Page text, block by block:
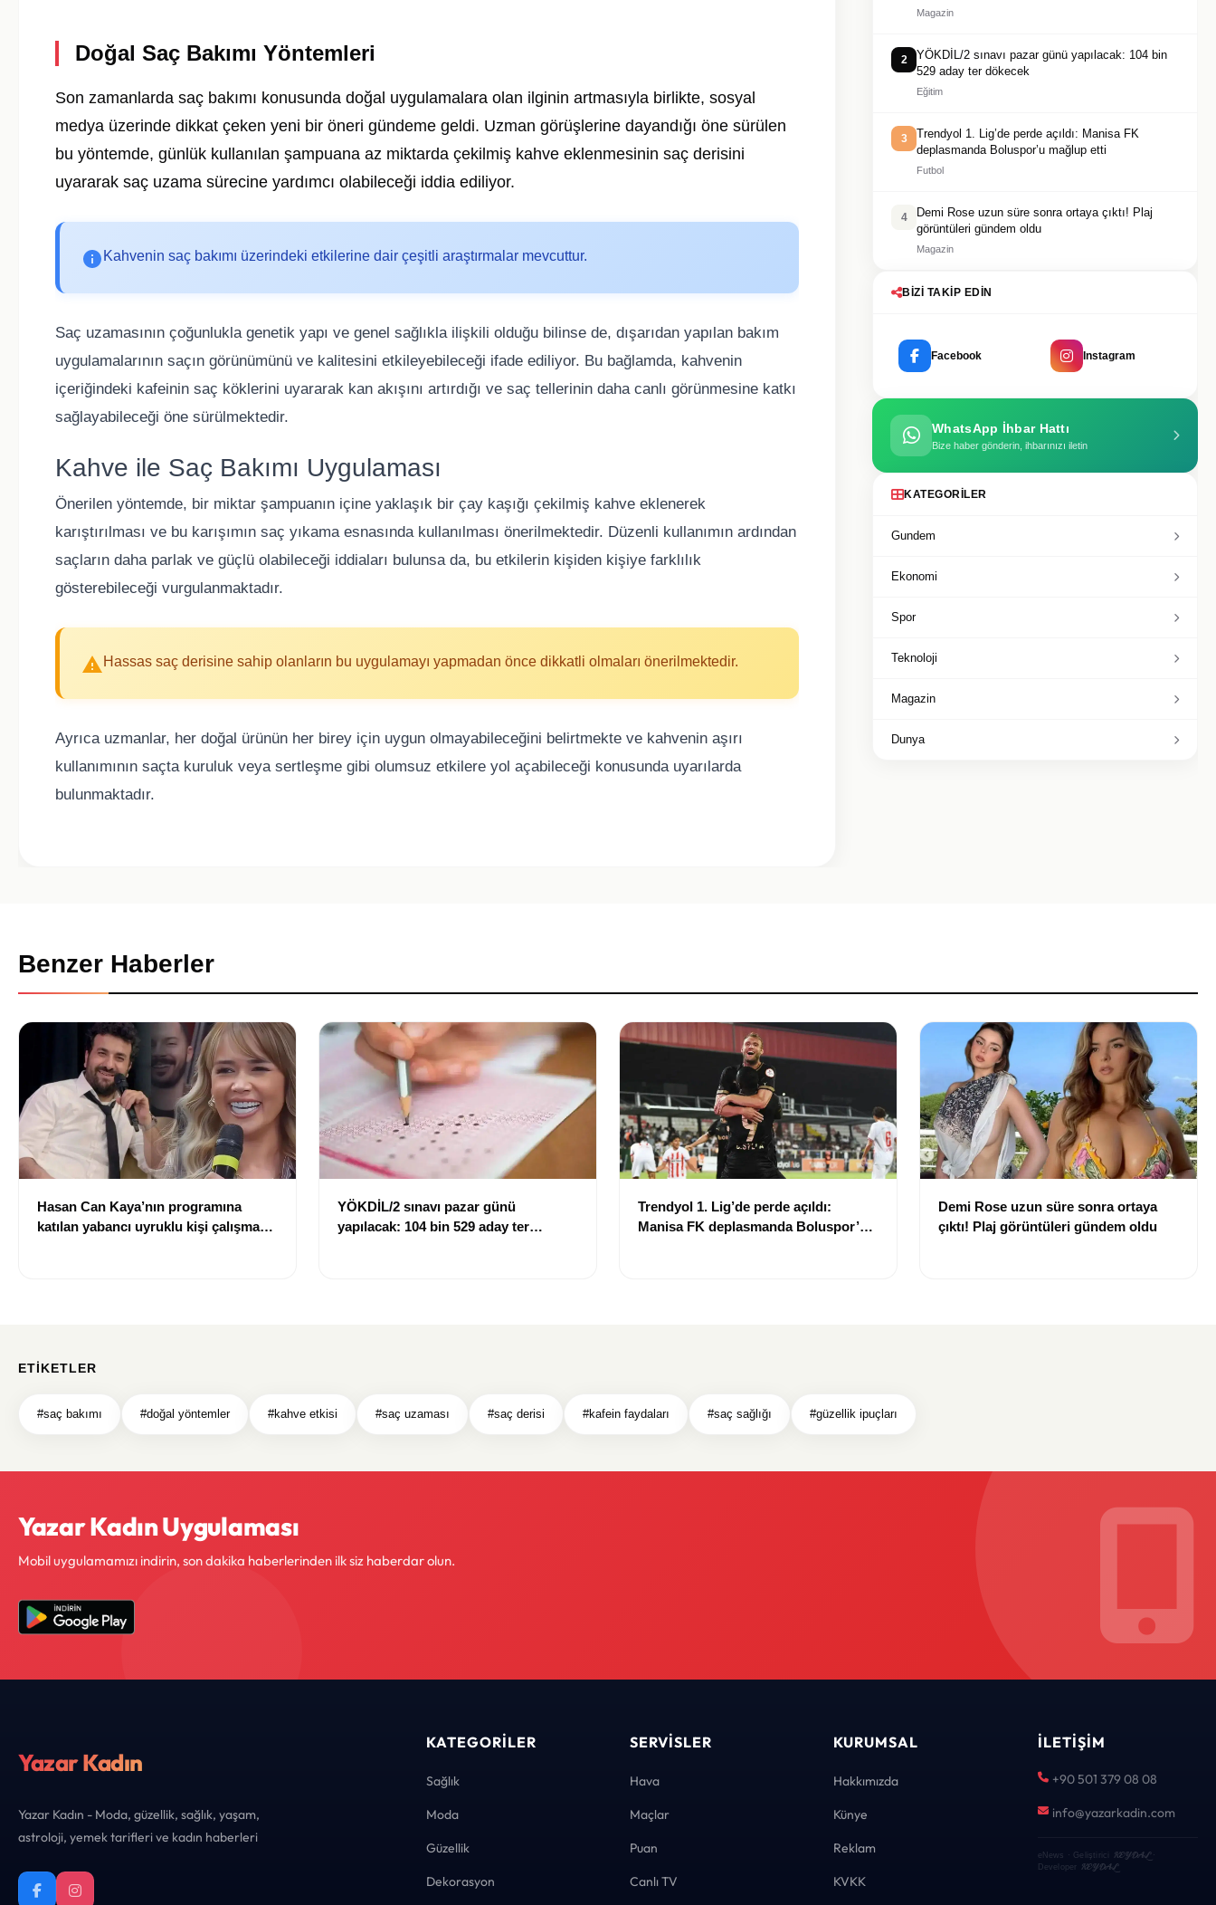
Doğal Saç Bakımı Yöntemleri
Son zamanlarda saç bakımı konusunda doğal uygulamalara olan ilginin artmasıyla birlikte, sosyal
medya üzerinde dikkat çeken yeni bir öneri gündeme geldi. Uzman görüşlerine dayandığı öne sürülen
bu yöntemde, günlük kullanılan şampuana az miktarda çekilmiş kahve eklenmesinin saç derisini
uyararak saç uzama sürecine yardımcı olabileceği iddia ediliyor.
Kahvenin saç bakımı üzerindeki etkilerine dair çeşitli araştırmalar mevcuttur.
Saç uzamasının çoğunlukla genetik yapı ve genel sağlıkla ilişkili olduğu bilinse de, dışarıdan yapılan bakım
uygulamalarının saçın görünümünü ve kalitesini etkileyebileceği ifade ediliyor. Bu bağlamda, kahvenin
içeriğindeki kafeinin saç köklerini uyararak kan akışını artırdığı ve saç tellerinin daha canlı görünmesine katkı
sağlayabileceği öne sürülmektedir.
Kahve ile Saç Bakımı Uygulaması
Önerilen yöntemde, bir miktar şampuanın içine yaklaşık bir çay kaşığı çekilmiş kahve eklenerek
karıştırılması ve bu karışımın saç yıkama esnasında kullanılması önerilmektedir. Düzenli kullanımın ardından
saçların daha parlak ve güçlü olabileceği iddiaları bulunsa da, bu etkilerin kişiden kişiye farklılık
gösterebileceği vurgulanmaktadır.
Hassas saç derisine sahip olanların bu uygulamayı yapmadan önce dikkatli olmaları önerilmektedir.
Ayrıca uzmanlar, her doğal ürünün her birey için uygun olmayabileceğini belirtmekte ve kahvenin aşırı
kullanımının saçta kuruluk veya sertleşme gibi olumsuz etkilere yol açabileceği konusunda uyarılarda
bulunmaktadır.
gözaltına alındı
Magazin
2
YÖKDİL/2 sınavı pazar günü yapılacak: 104 bin
529 aday ter dökecek
Eğitim
3
Trendyol 1. Lig’de perde açıldı: Manisa FK
deplasmanda Boluspor’u mağlup etti
Futbol
4
Demi Rose uzun süre sonra ortaya çıktı! Plaj
görüntüleri gündem oldu
Magazin
BIZI TAKIP EDIN
Facebook Instagram
WhatsApp İhbar Hattı
Bize haber gönderin, ihbarınızı iletin
KATEGORILER
Gundem
Ekonomi
Spor
Teknoloji
Magazin
Dunya
Benzer Haberler
Hasan Can Kaya’nın programına
katılan yabancı uyruklu kişi çalışma
YÖKDİL/2 sınavı pazar günü
yapılacak: 104 bin 529 aday ter
Trendyol 1. Lig’de perde açıldı:
Manisa FK deplasmanda Boluspor’u
Demi Rose uzun süre sonra ortaya
çıktı! Plaj görüntüleri gündem oldu
ETIKETLER
#saç bakımı #doğal yöntemler #kahve etkisi #saç uzaması #saç derisi #kafein faydaları #saç sağlığı #güzellik ipuçları
Yazar Kadın Uygulaması
Mobil uygulamamızı indirin, son dakika haberlerinden ilk siz haberdar olun.
Yazar Kadın
Yazar Kadın - Moda, güzellik, sağlık, yaşam,
astroloji, yemek tarifleri ve kadın haberleri
KATEGORILER
Sağlık
Moda
Güzellik
Dekorasyon
SERVISLER
Hava
Maçlar
Puan
Canlı TV
KURUMSAL
Hakkımızda
Künye
Reklam
KVKK
İLETIŞIM
+90 501 379 08 08
info@yazarkadin.com
eNews · Geliştirici KEYDAL·
Developer
KEYDAL